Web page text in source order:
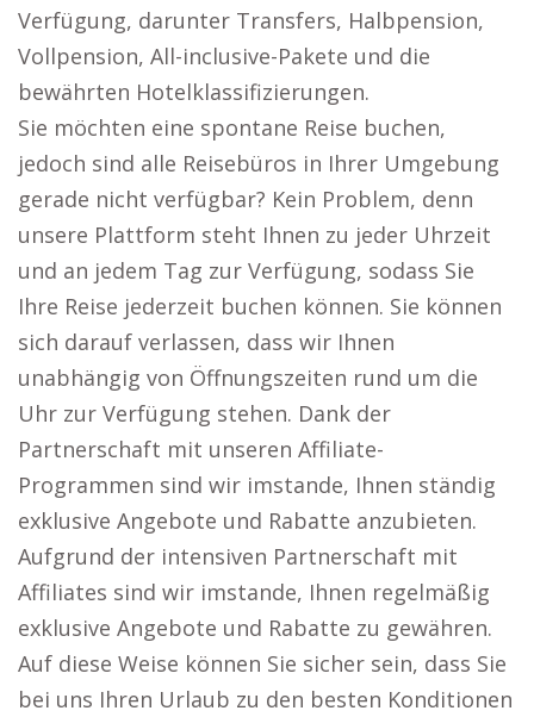
Verfügung, darunter Transfers, Halbpension,
Vollpension, All-inclusive-Pakete und die
bewährten Hotelklassifizierungen.
Sie möchten eine spontane Reise buchen,
jedoch sind alle Reisebüros in Ihrer Umgebung
gerade nicht verfügbar? Kein Problem, denn
unsere Plattform steht Ihnen zu jeder Uhrzeit
und an jedem Tag zur Verfügung, sodass Sie
Ihre Reise jederzeit buchen können. Sie können
sich darauf verlassen, dass wir Ihnen
unabhängig von Öffnungszeiten rund um die
Uhr zur Verfügung stehen. Dank der
Partnerschaft mit unseren Affiliate-
Programmen sind wir imstande, Ihnen ständig
exklusive Angebote und Rabatte anzubieten.
Aufgrund der intensiven Partnerschaft mit
Affiliates sind wir imstande, Ihnen regelmäßig
exklusive Angebote und Rabatte zu gewähren.
Auf diese Weise können Sie sicher sein, dass Sie
bei uns Ihren Urlaub zu den besten Konditionen